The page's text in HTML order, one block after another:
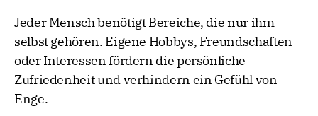
Jeder Mensch benötigt Bereiche, die nur ihm
selbst gehören. Eigene Hobbys, Freundschaften
oder Interessen fördern die persönliche
Zufriedenheit und verhindern ein Gefühl von
Enge.